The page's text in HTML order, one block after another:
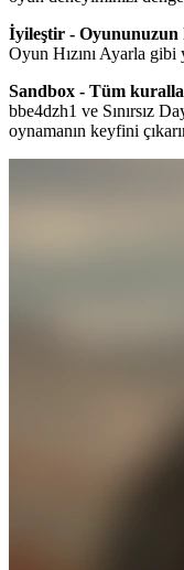
İyileştir - Oyununuzun
Oyun Hızını Ayarla
Sandbox - Tüm
bbe4dzh1 ve Sınırsız
oynamanın keyfini